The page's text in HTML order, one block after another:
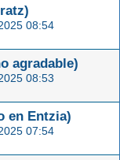
08:54
agradable)
08:53
en Entzia)
07:54